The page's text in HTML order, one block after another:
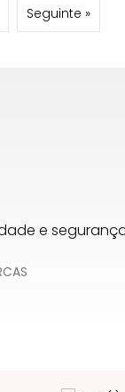
Seguinte »
e